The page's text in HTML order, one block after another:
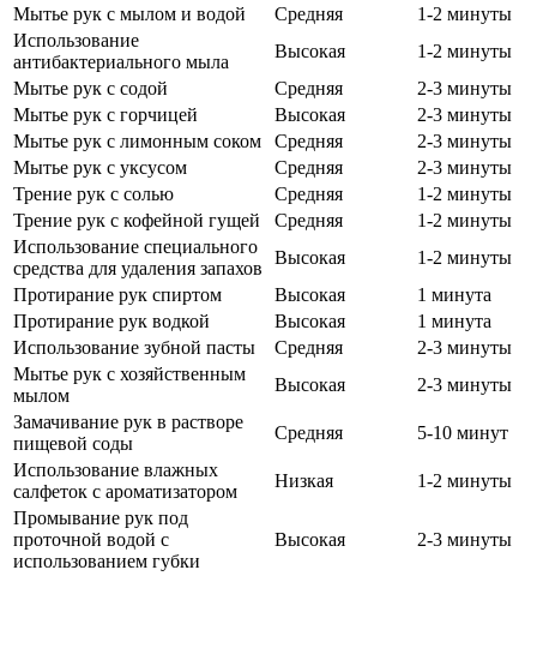
Мытье рук с мылом и водой
Средняя
1-2 минуты
Использование
антибактериального мыла
Высокая
1-2 минуты
Мытье рук с содой
Средняя
2-3 минуты
Мытье рук с горчицей
Высокая
2-3 минуты
Мытье рук с лимонным соком
Средняя
2-3 минуты
Мытье рук с уксусом
Средняя
2-3 минуты
Трение рук с солью
Средняя
1-2 минуты
Трение рук с кофейной гущей
Средняя
1-2 минуты
Использование специального
средства для удаления запахов
Высокая
1-2 минуты
Протирание рук спиртом
Высокая
1 минута
Протирание рук водкой
Высокая
1 минута
Использование зубной пасты
Средняя
2-3 минуты
Мытье рук с хозяйственным
мылом
Высокая
2-3 минуты
Замачивание рук в растворе
пищевой соды
Средняя
5-10 минут
Использование влажных
салфеток с ароматизатором
Низкая
1-2 минуты
Промывание рук под
проточной водой с
использованием губки
Высокая 2-3 минуты